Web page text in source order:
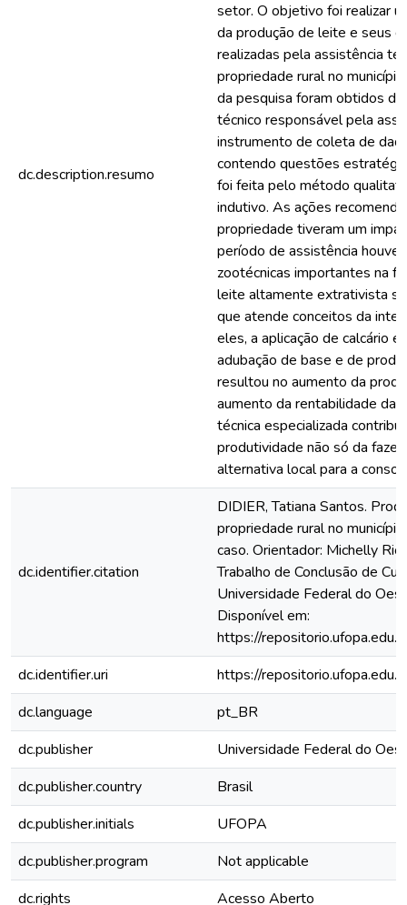
dc.description.resumo
setor. O objetivo foi realizar
da produção de leite e seus
realizadas pela assistência
propriedade rural no
da pesquisa foram obtidos
técnico responsável pela
instrumento de coleta de
contendo questões
foi feita pelo método
indutivo. As ações
propriedade tiveram um
período de assistência houve
zootécnicas importantes na
leite altamente extrativista
que atende conceitos da
eles, a aplicação de calcário
adubação de base e de
resultou no aumento da
aumento da rentabilidade da
técnica especializada
produtividade não só da
alternativa local para a
dc.identifier.citation
DIDIER, Tatiana Santos.
propriedade rural no
caso. Orientador: Michelly
Trabalho de Conclusão de
Universidade Federal do
Disponível em:
https://
dc.identifier.uri
https://
dc.language
pt_BR
dc.publisher
Universidade Federal do
dc.publisher.country
Brasil
dc.publisher.initials
UFOPA
dc.publisher.program
Not applicable
dc.rights
Acesso Aberto